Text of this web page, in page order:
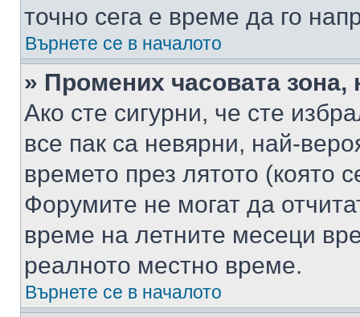
точно сега е време да го
Върнете се в началото
» Промених часовата
Ако сте сигурни, че сте
все пак са невярни, най-
времето през лятото (която
Форумите не могат да
време на летните месеци
реалното местно време.
Върнете се в началото